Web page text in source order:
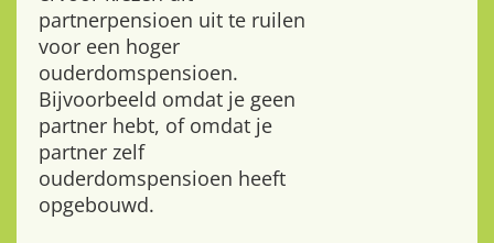
partnerpensioen uit te ruilen
voor een hoger
ouderdomspensioen.
Bijvoorbeeld omdat je geen
partner hebt, of omdat je
partner zelf
ouderdomspensioen heeft
opgebouwd.